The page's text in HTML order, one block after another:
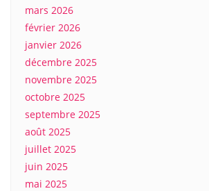
mars 2026
février 2026
janvier 2026
décembre 2025
novembre 2025
octobre 2025
septembre 2025
août 2025
juillet 2025
juin 2025
mai 2025